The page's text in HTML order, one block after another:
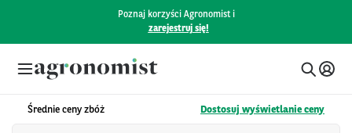
Poznaj korzyści Agronomist i
zarejestruj się!
Średnie ceny zbóż Dostosuj wyświetlanie ceny